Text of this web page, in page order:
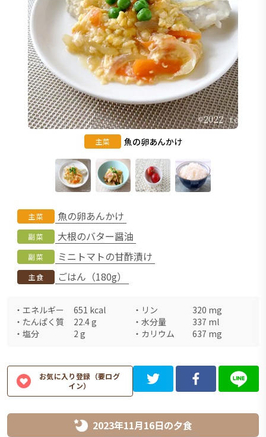
主菜 魚の卵あんかけ
主菜 魚の卵あんかけ
副菜 大根のバター醤油
副菜 ミニトマトの甘酢漬け
主食 ごはん（180g）
・ エネルギー 651 kcal ・ リン 320 mg
・ たんぱく質 22.4g ・ 水分量 337 ml
・ 塩分 2 g ・ カリウム 637 mg
お気に入り登録（要ログ
イン）
2023年11月16日の夕食